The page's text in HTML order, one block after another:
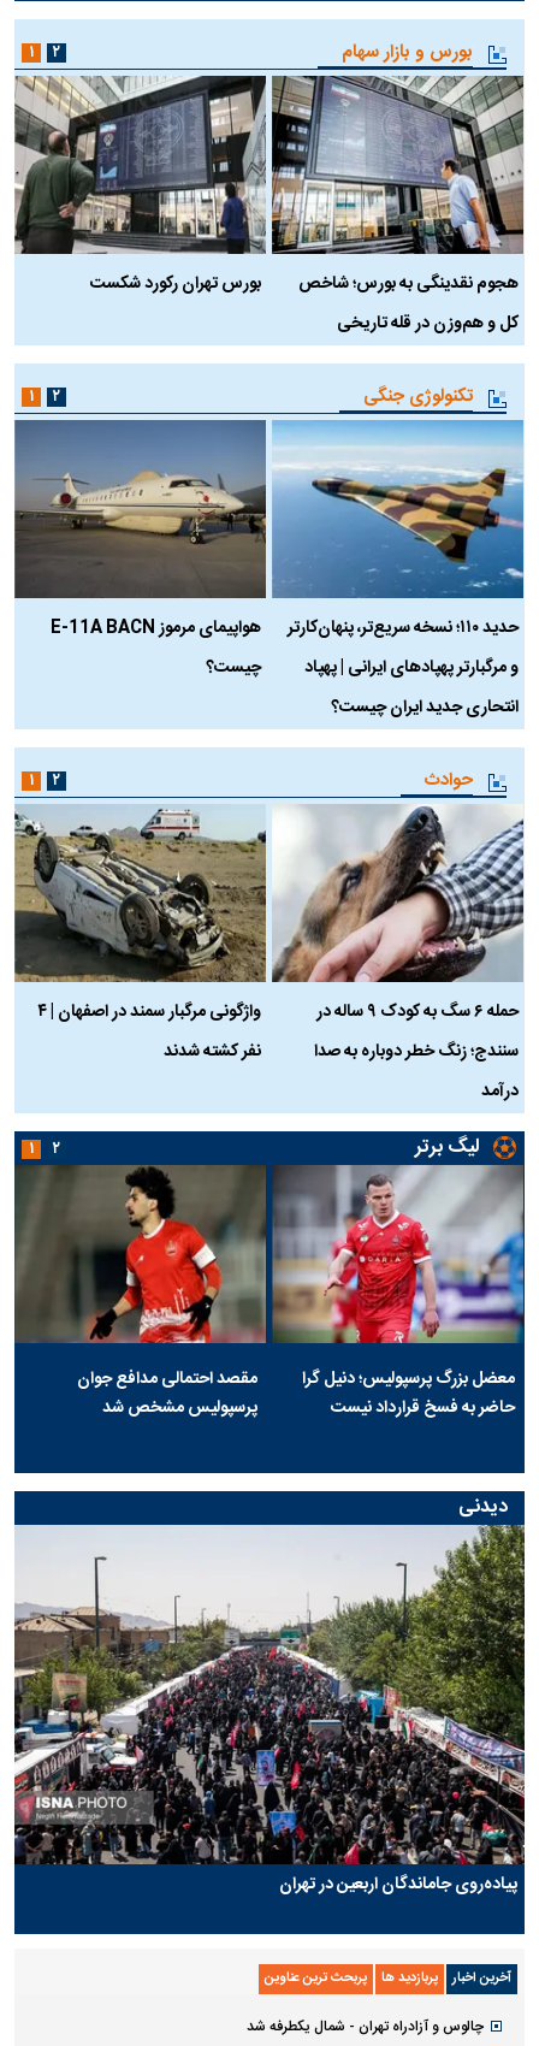
بورس و بازار سهام
هجوم نقدینگی به بورس؛ شاخص
کل و هم‌وزن در قله تاریخی
بورس تهران رکورد شکست
۱ ۲
تکنولوژی جنگی
حدید ۱۱۰؛ نسخه سریع‌تر، پنهان‌کارتر
و مرگبارتر پهپادهای ایرانی | پهپاد
انتحاری جدید ایران چیست؟
هواپیمای مرموز E-11A BACN
چیست؟
۱ ۲
حوادث
حمله ۶ سگ به کودک ۹ ساله در
سنندج؛ زنگ خطر دوباره به صدا
درآمد
واژگونی مرگبار سمند در اصفهان | ۴
نفر کشته شدند
۱ ۲
لیگ برتر
معضل بزرگ پرسپولیس؛ دنیل گرا
حاضر به فسخ قرارداد نیست
مقصد احتمالی مدافع جوان
پرسپولیس مشخص شد
۱ ۲
دیدنی
پیاده‌روی جاماندگان اربعین در تهران
آخرین اخبار پربازدید ها پربحث ترین عناوین
چالوس و آزادراه تهران - شمال یکطرفه شد